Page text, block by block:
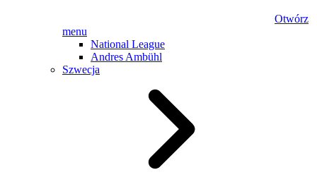
Otwórz
menu
National League
Andres Ambühl
Szwecja